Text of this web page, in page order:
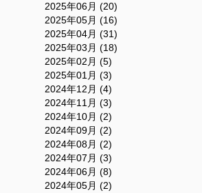
2025年06月 (20)
2025年05月 (16)
2025年04月 (31)
2025年03月 (18)
2025年02月 (5)
2025年01月 (3)
2024年12月 (4)
2024年11月 (3)
2024年10月 (2)
2024年09月 (2)
2024年08月 (2)
2024年07月 (3)
2024年06月 (8)
2024年05月 (2)